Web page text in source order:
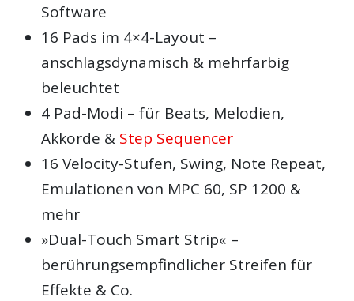
Software
16 Pads im 4×4-Layout –
anschlagsdynamisch & mehrfarbig
beleuchtet
4 Pad-Modi – für Beats, Melodien,
Akkorde & Step Sequencer
16 Velocity-Stufen, Swing, Note Repeat,
Emulationen von MPC 60, SP 1200 &
mehr
»Dual-Touch Smart Strip« –
berührungsempfindlicher Streifen für
Effekte & Co.